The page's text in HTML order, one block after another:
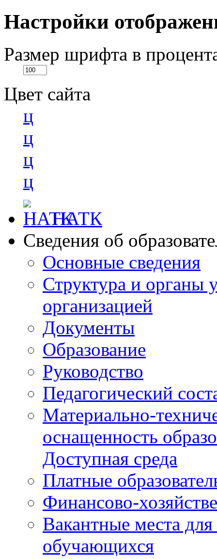
Настройки
Размер шрифта в
Цвет сайта
ц
ц
ц
ц
НАТК
Сведения об
Основные сведения
Структура и органы
организацией
Документы
Образование
Руководство
Педагогический
Материально-
оснащенность
Доступная среда
Платные
Финансово-
Вакантные места
обучающихся